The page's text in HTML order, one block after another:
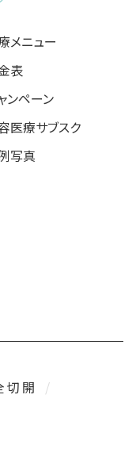
メニュー
表
ンペーン
医療サブスク
写真
切開